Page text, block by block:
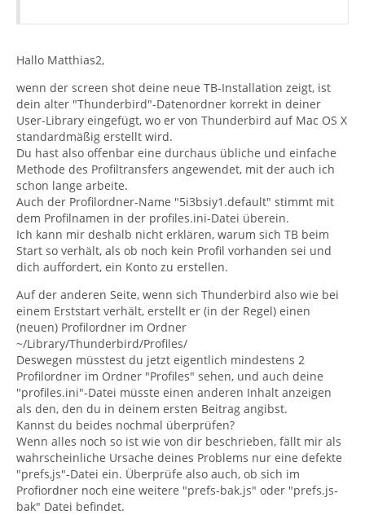
Hallo Matthias2,
wenn der screen shot deine neue TB-Installation zeigt, ist
dein alter "Thunderbird"-Datenordner korrekt in deiner
User-Library eingefügt, wo er von Thunderbird auf Mac OS X
standardmäßig erstellt wird.
Du hast also offenbar eine durchaus übliche und einfache
Methode des Profiltransfers angewendet, mit der auch ich
schon lange arbeite.
Auch der Profilordner-Name "5i3bsiy1.default" stimmt mit
dem Profilnamen in der profiles.ini-Datei überein.
Ich kann mir deshalb nicht erklären, warum sich TB beim
Start so verhält, als ob noch kein Profil vorhanden sei und
dich auffordert, ein Konto zu erstellen.
Auf der anderen Seite, wenn sich Thunderbird also wie bei
einem Erststart verhält, erstellt er (in der Regel) einen
(neuen) Profilordner im Ordner
~/Library/Thunderbird/Profiles/
Deswegen müsstest du jetzt eigentlich mindestens 2
Profilordner im Ordner "Profiles" sehen, und auch deine
"profiles.ini"-Datei müsste einen anderen Inhalt anzeigen
als den, den du in deinem ersten Beitrag angibst.
Kannst du beides nochmal überprüfen?
Wenn alles noch so ist wie von dir beschrieben, fällt mir als
wahrscheinliche Ursache deines Problems nur eine defekte
"prefs,js"-Datei ein. Überprüfe also auch, ob sich im
Profiordner noch eine weitere "prefs-bak.js" oder "prefs.js-
bak" Datei befindet.